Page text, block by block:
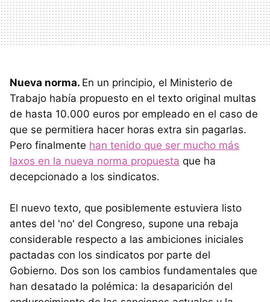
Nueva norma. En un principio, el Ministerio de
Trabajo había propuesto en el texto original multas
de hasta 10.000 euros por empleado en el caso de
que se permitiera hacer horas extra sin pagarlas.
Pero finalmente han tenido que ser mucho más
laxos en la nueva norma propuesta que ha
decepcionado a los sindicatos.
El nuevo texto, que posiblemente estuviera listo
antes del 'no' del Congreso, supone una rebaja
considerable respecto a las ambiciones iniciales
pactadas con los sindicatos por parte del
Gobierno. Dos son los cambios fundamentales que
han desatado la polémica: la desaparición del